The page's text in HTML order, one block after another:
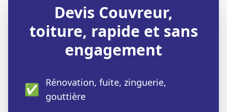
Devis Couvreur,
toiture, rapide et sans
engagement
✅ Rénovation, fuite, zinguerie,
gouttière